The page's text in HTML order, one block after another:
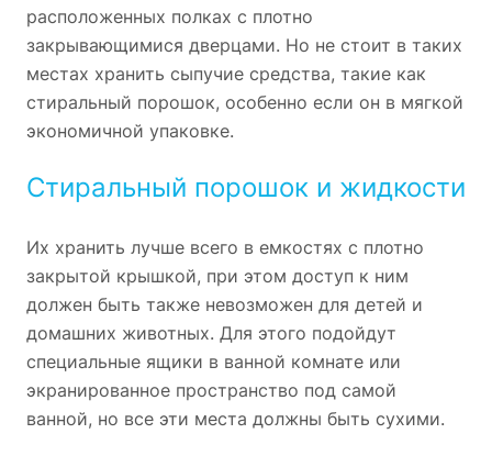
расположенных полках с плотно
закрывающимися дверцами. Но не стоит в таких
местах хранить сыпучие средства, такие как
стиральный порошок, особенно если он в мягкой
экономичной упаковке.
Стиральный порошок и жидкости
Их хранить лучше всего в емкостях с плотно
закрытой крышкой, при этом доступ к ним
должен быть также невозможен для детей и
домашних животных. Для этого подойдут
специальные ящики в ванной комнате или
экранированное пространство под самой
ванной, но все эти места должны быть сухими.